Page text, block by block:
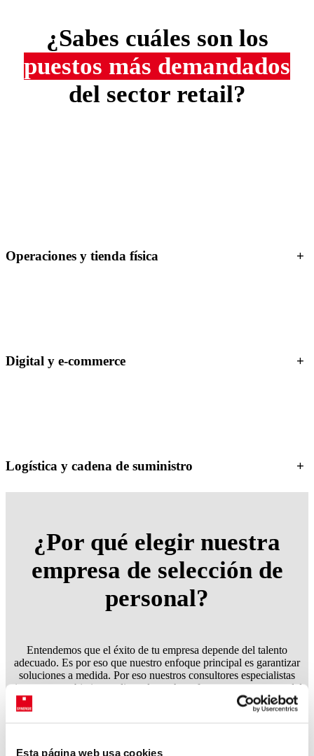
Esta página web usa cookies
¿Sabes cuáles son los
puestos más demandados
del sector retail?
Operaciones y tienda física +
Digital y e-commerce +
Logística y cadena de suministro +
¿Por qué elegir nuestra
empresa de selección de
personal?
Entendemos que el éxito de tu empresa depende del talento
adecuado. Es por eso que nuestro enfoque principal es garantizar
soluciones a medida. Por eso nuestros consultores especialistas
tienen como objetivo realizar el match perfecto entre empresas del
sector químico y candidatos más cualificados.